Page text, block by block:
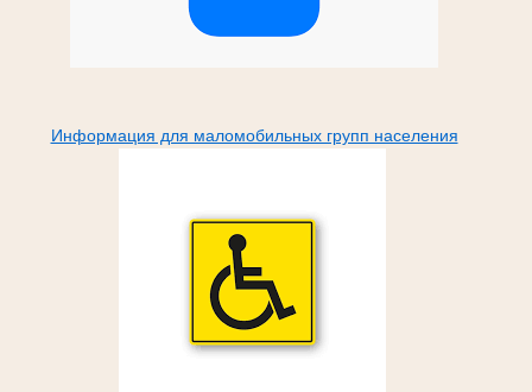
Информация для маломобильных групп населения